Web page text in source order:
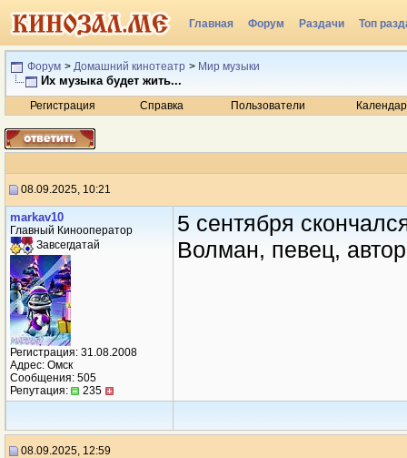
Главная Форум Раздачи Топ
Радио
Форум > Домашний кинотеатр > Мир музыки
Их музыка будет жить...
Регистрация Справка Пользователи
08.09.2025, 10:21
markav10
Главный Кинооператор
Завсегдатай
Регистрация: 31.08.2008
Адрес: Омск
Сообщения: 505
Репутация:
235
5 сентября
Волман, певец,
08.09.2025, 12:59